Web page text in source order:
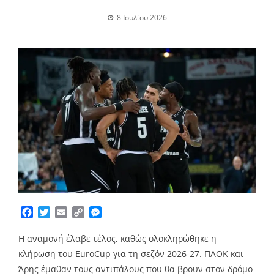
8 Ιουλίου 2026
Facebook
TwitterEmailCopy
Η αναμονή έλαβε τέλος, καθώς ολοκληρώθηκε η
κλήρωση του EuroCup για τη σεζόν 2026-27. ΠΑΟΚ και
Άρης έμαθαν τους αντιπάλους που θα βρουν στον δρόμο